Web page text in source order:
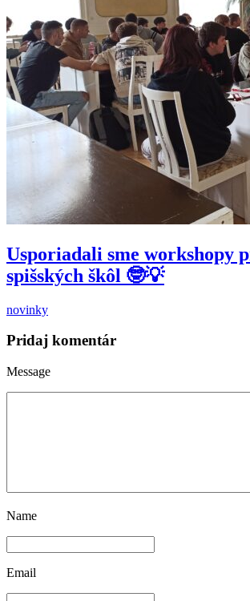
Usporiadali sme workshopy
spišských škôl 🤓💡
novinky
Pridaj komentár
Message
Name
Email